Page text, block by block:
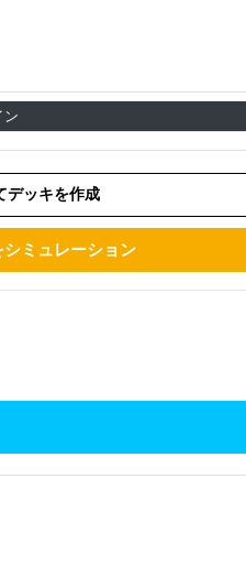
ン
デッキを作成
ミュレーション